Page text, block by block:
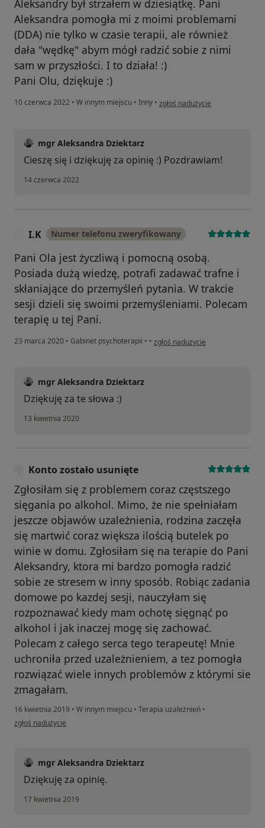
Aleksandry był strzałem w dziesiątkę. Pani
Aleksandra pomogła mi z moimi problemami
(DDA) nie tylko w czasie terapii, ale również
dała "wędkę" abym mógł radzić sobie z nimi
sam w przyszłości. I to działa! :)
Pani Olu, dziękuje :)
10 czerwca 2022 • W innym miejscu • Inny • w opinii użytkownika Marcin
zgłoś nadużycie
mgr Aleksandra Dziektarz
Cieszę się i dziękuję za opinię :) Pozdrawiam!
14 czerwca 2022
I.K Numer telefonu zweryfikowany
Pani Ola jest życzliwą i pomocną osobą.
Posiada dużą wiedzę, potrafi zadawać trafne i
skłaniające do przemyśleń pytania. W trakcie
sesji dzieli się swoimi przemyśleniami. Polecam
terapię u tej Pani.
23 marca 2020 • Gabinet psychoterapii • • w opinii użytkownika I.K
zgłoś nadużycie
mgr Aleksandra Dziektarz
Dziękuję za te słowa :)
13 kwietnia 2020
Konto zostało usunięte
Zgłosiłam się z problemem coraz częstszego
sięgania po alkohol. Mimo, że nie spełniałam
jeszcze objawów uzależnienia, rodzina zaczęła
się martwić coraz większa ilością butelek po
winie w domu. Zgłosiłam się na terapie do Pani
Aleksandry, ktora mi bardzo pomogła radzić
sobie ze stresem w inny sposób. Robiąc zadania
domowe po kazdej sesji, nauczyłam się
rozpoznawać kiedy mam ochotę sięgnąć po
alkohol i jak inaczej mogę się zachować.
Polecam z całego serca tego terapeutę! Mnie
uchroniła przed uzależnieniem, a tez pomogła
rozwiązać wiele innych problemów z którymi sie
zmagałam.
16 kwietnia 2019 • W innym miejscu • Terapia uzależnień •
w opinii użytkownika Konto zostało usunięte
zgłoś nadużycie
mgr Aleksandra Dziektarz
Dziękuję za opinię.
17 kwietnia 2019